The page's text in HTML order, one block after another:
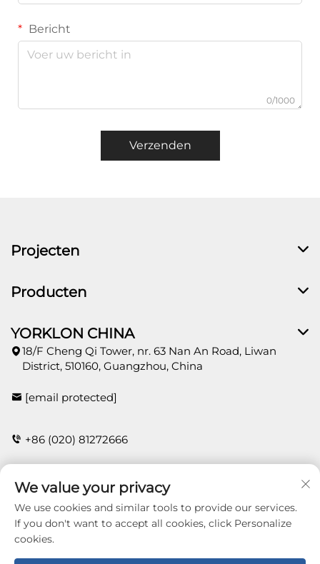
Bericht
0/1000
Verzenden
Projecten
Producten
YORKLON CHINA
18/F Cheng Qi Tower, nr. 63 Nan An Road, Liwan
District, 510160, Guangzhou, China
[email protected]
+86 (020) 81272666
CONTACT
Copyright © 2026 Guangzhou Yorklon Wallcoverings
We value your privacy
We use cookies and similar tools to provide our services.
If you don't want to accept all cookies, click Personalize
cookies.